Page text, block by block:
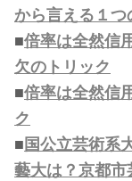
から言える１つ
■倍率は全然信
欠のトリック
■倍率は全然信
ク
■ 国公立芸術系
藝大は？京都市